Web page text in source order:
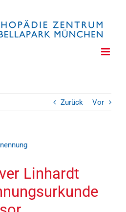
Zurück Vor
Linhardt